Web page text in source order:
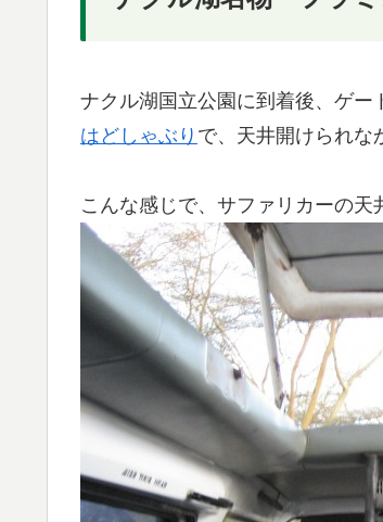
ナクル湖国立公園に到着後、ゲー
はどしゃぶり で、天井開けられな
こんな感じで、サファリカーの天